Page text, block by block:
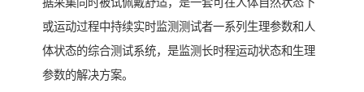
据采集同时被试佩戴舒适，是一套可在人体自然状态下
或运动过程中持续实时监测测试者一系列生理参数和人
体状态的综合测试系统，是监测长时程运动状态和生理
参数的解决方案。